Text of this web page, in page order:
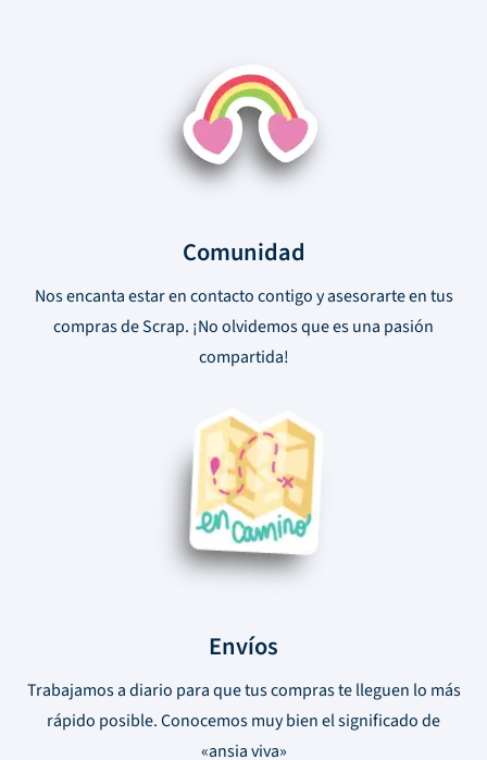
Comunidad
Nos encanta estar en contacto contigo y asesorarte en tus
compras de Scrap. ¡No olvidemos que es una pasión
compartida!
Envíos
Trabajamos a diario para que tus compras te lleguen lo más
rápido posible. Conocemos muy bien el significado de
«ansia viva»